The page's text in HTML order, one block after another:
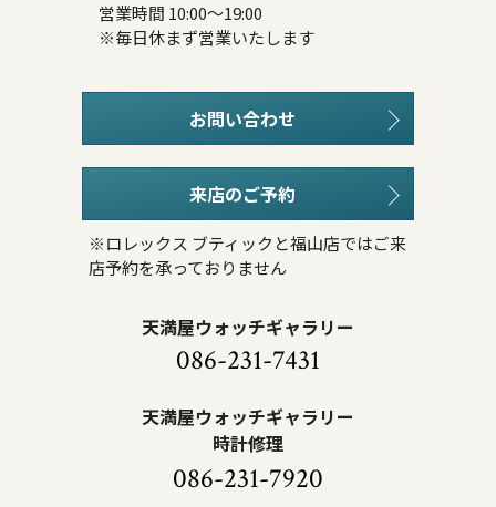
営業時間 10:00～19:00
※毎日休まず営業いたします
お問い合わせ
来店のご予約
※ロレックス ブティックと福山店ではご来
店予約を承っておりません
天満屋ウォッチギャラリー
086-231-7431
天満屋ウォッチギャラリー
時計修理
086-231-7920